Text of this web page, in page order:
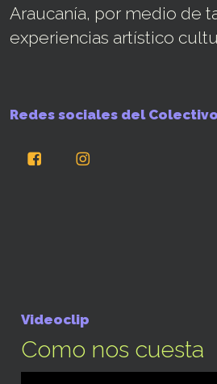
Araucanía, por medio de
experiencias artístico
Redes sociales del Colectivo
Videoclip
Como nos cuesta